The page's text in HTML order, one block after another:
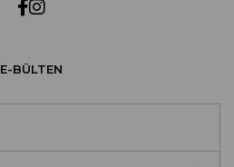
E-BÜLTEN